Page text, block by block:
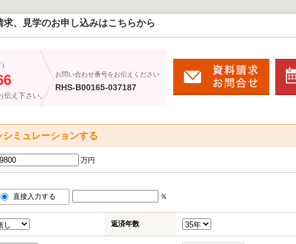
、見学のお申し込みはこちらから
伝え下さい。
お問い合わせ番号をお伝えください
RHS-B00165-037187
シミュレーションする
万円
直接入力する ％
返済年数